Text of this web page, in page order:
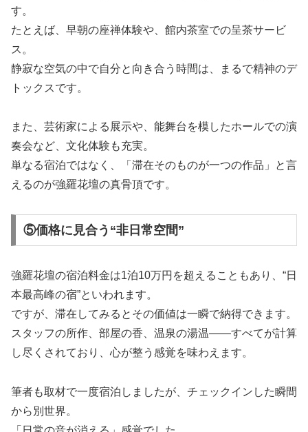
す。
たとえば、早朝の座禅体験や、館内茶室での呈茶サービ
ス。
静寂な空気の中で自分と向き合う時間は、まるで精神のデ
トックスです。
また、芸術家による展示や、能舞台を模したホールでの演
奏会など、文化体験も充実。
単なる宿泊ではなく、「滞在そのものが一つの作品」と言
えるのが強羅花壇の真骨頂です。
⑤価格に見合う“非日常空間”
強羅花壇の宿泊料金は1泊10万円を超えることもあり、“日
本最高峰の宿”といわれます。
ですが、滞在してみるとその価値は一瞬で納得できます。
スタッフの所作、部屋の香、温泉の湯温――すべてが計算
し尽くされており、心が整う感覚を味わえます。
筆者も取材で一度宿泊しましたが、チェックインした瞬間
から別世界。